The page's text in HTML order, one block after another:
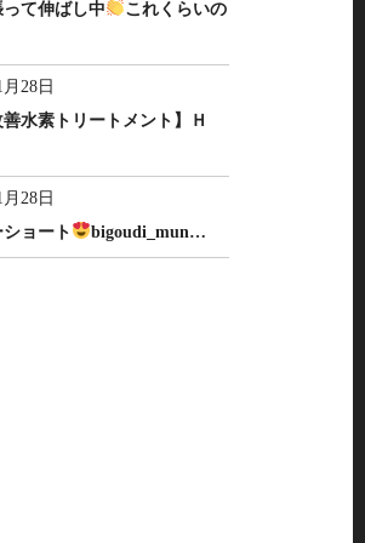
て伸ばし中
これくらいの
28日
善水素トリートメント】Ｈ
28日
ョート
bigoudi_mun…